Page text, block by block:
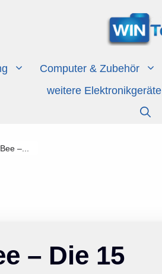
Computer & Zubehör
weitere Elektronikgeräte
–...
– Die 15